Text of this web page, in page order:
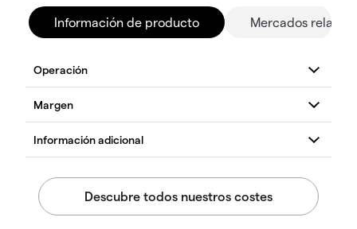
Información de producto Mercados